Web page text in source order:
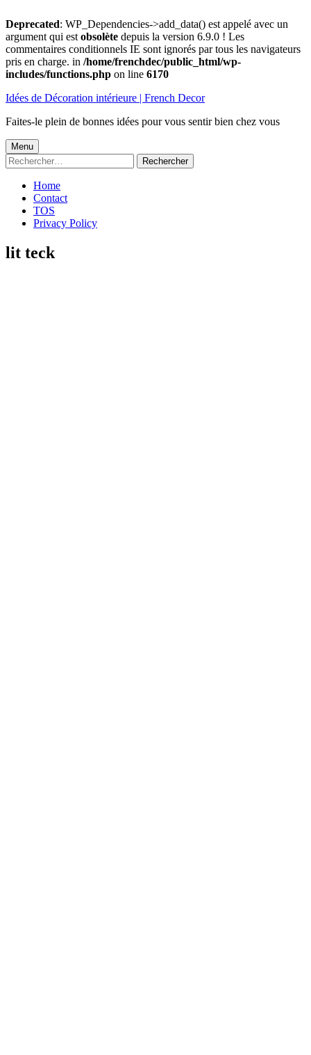
Deprecated: WP_Dependencies->add_data() est appelé avec un
argument qui est obsolète depuis la version 6.9.0 ! Les
commentaires conditionnels IE sont ignorés par tous les navigateurs
pris en charge. in /home/frenchdec/public_html/wp-
includes/functions.php on line 6170
au
Idées de Décoration intérieure | French Decor
Faites-le plein de bonnes idées pour vous sentir bien chez vous
Menu
principal
Menu
Rechercher :
Home
Contact
TOS
Privacy Policy
lit teck